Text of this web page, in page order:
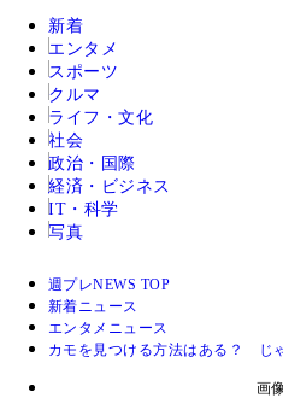
新着
エンタメ
スポーツ
クルマ
ライフ・文化
社会
政治・国際
経済・ビジネス
IT・科学
写真
週プレNEWS TOP
新着ニュース
エンタメニュース
カモを見つける方法はある？ じ
画